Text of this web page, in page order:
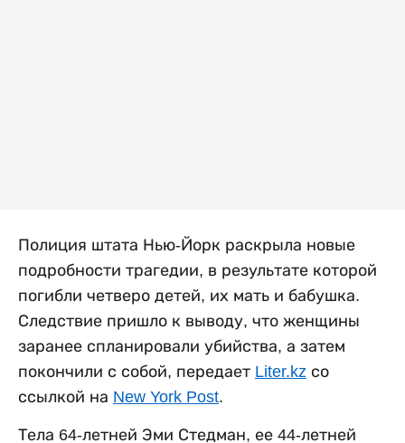
Полиция штата Нью-Йорк раскрыла новые
подробности трагедии, в результате которой
погибли четверо детей, их мать и бабушка.
Следствие пришло к выводу, что женщины
заранее спланировали убийства, а затем
покончили с собой, передает Liter.kz со
ссылкой на New York Post.
Тела 64-летней Эми Стедман, ее 44-летней